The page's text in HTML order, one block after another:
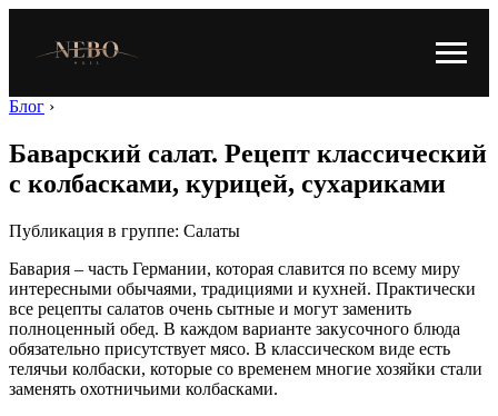
Блог ›
Баварский салат. Рецепт классический
с колбасками, курицей, сухариками
Публикация в группе: Салаты
Бавария – часть Германии, которая славится по всему миру
интересными обычаями, традициями и кухней. Практически
все рецепты салатов очень сытные и могут заменить
полноценный обед. В каждом варианте закусочного блюда
обязательно присутствует мясо. В классическом виде есть
телячьи колбаски, которые со временем многие хозяйки стали
заменять охотничьими колбасками.